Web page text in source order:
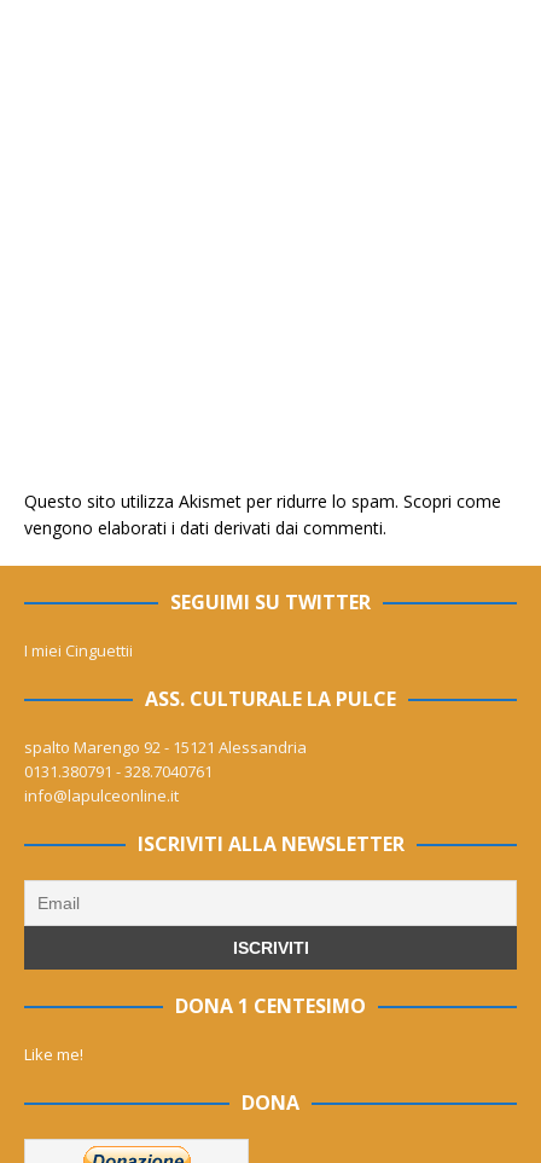
Questo sito utilizza Akismet per ridurre lo spam. Scopri come
vengono elaborati i dati derivati dai commenti.
SEGUIMI SU TWITTER
I miei Cinguettii
ASS. CULTURALE LA PULCE
spalto Marengo 92 - 15121 Alessandria
0131.380791 - 328.7040761
info@lapulceonline.it
ISCRIVITI ALLA NEWSLETTER
DONA 1 CENTESIMO
Like me!
DONA